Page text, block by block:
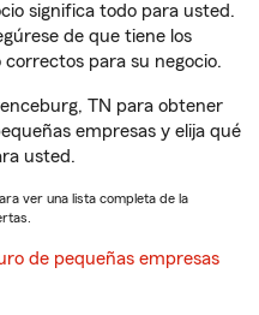
significa todo para usted.
de que tiene los
para su negocio.
TN para obtener
empresas y elija qué
usted.
ver una lista completa de la
de pequeñas empresas